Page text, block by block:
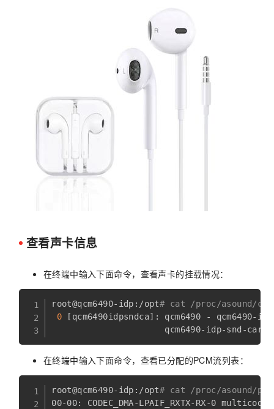
查看声卡信息
在终端中输入下面命令，查看声卡的挂载情况：
root@qcm6490-idp:/opt# cat /proc/asound/
0
[ qcm6490idpsndca] : qcm6490 - qcm6490-
在终端中输入下面命令，查看已分配的PCM流列表：
root@qcm6490-idp:/opt# cat /proc/asound/pcm
00-00: CODEC_DMA-LPAIF_RXTX-RX-0